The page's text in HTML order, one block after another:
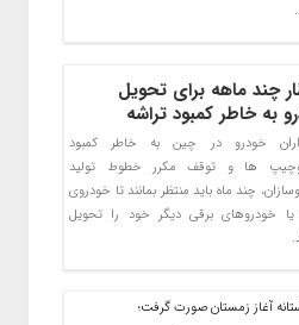
چند ماهه برای تحویل
به خاطر کمبود تراشه
خودرو در چین به خاطر کمبود
ها و توقف مکرر خطوط تولید
چند ماه باید منتظر بمانند تا خودروی
یا خودروهای برقی دیگر خود را تحویل
آغاز زمستان صورت گرفت؛